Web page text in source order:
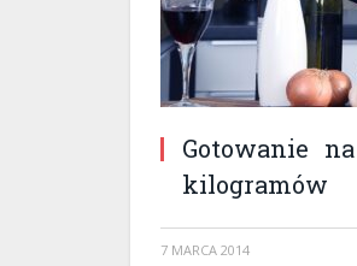
Gotowanie
kilogramów
7 MARCA 2014